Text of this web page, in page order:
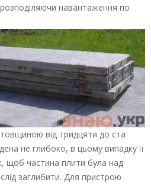
розподіляючи навантаження по
від тридцяти до ста
не глибоко, в цьому випадку її
щоб частина плити була над
заглибити. Для пристрою